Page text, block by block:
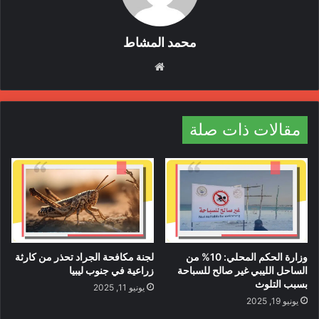
على الإنسان استشعار المتعة في
السعادة، وذلك يتمّ عن طريق
تسجيل آثار عدم السعادة في ورقة،
وآثار السعادة في أخرى، والمقارنة
محمد المشاط
ق
ب
مقالات ذات صلة
وزارة الحكم المحلي: 10% من
الساحل الليبي غير صالح للسباحة
بسبب التلوث
يونيو 19, 2025
لجنة مكافحة الجراد تحذر من كارثة
زراعية في جنوب ليبيا
يونيو 11, 2025